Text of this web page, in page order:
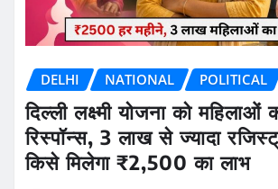
DELHI NATIONAL POLITICAL
दिल्ली लक्ष्मी योजना को
रिस्पॉन्स, 3 लाख से ज्यादा
किसे मिलेगा ₹2,500 का लाभ